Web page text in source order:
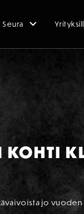
Seura
jo